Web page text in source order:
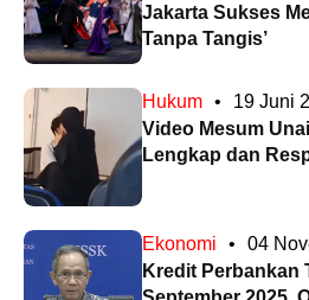
Jakarta Sukses
Tanpa Tangis’
Hukum •
19 Juni
Video Mesum
Lengkap dan
Ekonomi •
04
Kredit Perbankan